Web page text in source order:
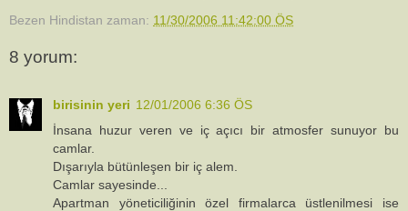
Bezen Hindistan zaman: 11/30/2006 11:42:00 ÖS
8 yorum:
birisinin yeri 12/01/2006 6:36 ÖS
İnsana huzur veren ve iç açıcı bir atmosfer sunuyor bu
camlar.
Dışarıyla bütünleşen bir iç alem.
Camlar sayesinde...
Apartman yöneticiliğinin özel firmalarca üstlenilmesi ise